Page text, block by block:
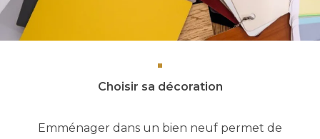
Choisir sa décoration
Emménager dans un bien neuf permet de